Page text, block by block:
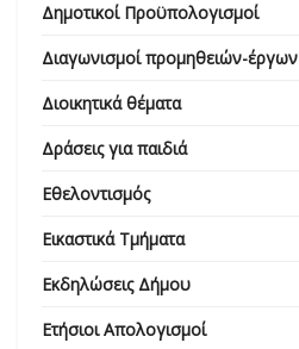
Δημοτικοί Προϋπολογισμοί
Διαγωνισμοί προμηθειών-έργων
Διοικητικά θέματα
Δράσεις για παιδιά
Εθελοντισμός
Εικαστικά Τμήματα
Εκδηλώσεις Δήμου
Ετήσιοι Απολογισμοί